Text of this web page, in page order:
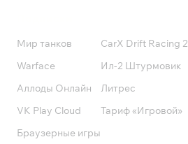
Мир танков
Warface
Аллоды Онлайн
VK Play Cloud
Браузерные игры
CarX Drift Racing 2
Ил-2 Штурмовик
Литрес
Тариф «Игровой»